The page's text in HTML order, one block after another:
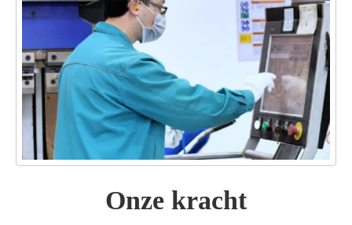
Onze kracht